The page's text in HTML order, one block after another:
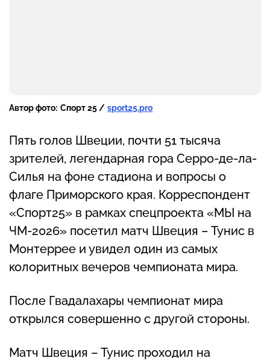
Автор фото: Спорт 25 / sport25.pro
Пять голов Швеции, почти 51 тысяча
зрителей, легендарная гора Серро-де-ла-
Силья на фоне стадиона и вопросы о
флаге Приморского края. Корреспондент
«Спорт25» в рамках спецпроекта «МЫ на
ЧМ-2026» посетил матч Швеция – Тунис в
Монтеррее и увидел один из самых
колоритных вечеров чемпионата мира.
После Гвадалахары чемпионат мира
открылся совершенно с другой стороны.
Матч Швеция – Тунис проходил на